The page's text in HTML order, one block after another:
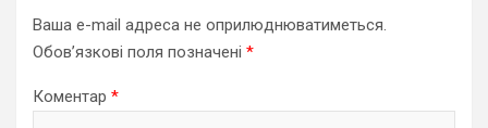
Ваша e-mail адреса не оприлюднюватиметься.
Обов’язкові поля позначені *
Коментар *